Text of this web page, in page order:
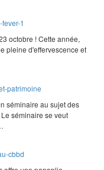
1
octobre ! Cette année,
pleine d'effervescence et
patrimoine
séminaire au sujet des
séminaire se veut
cbbd